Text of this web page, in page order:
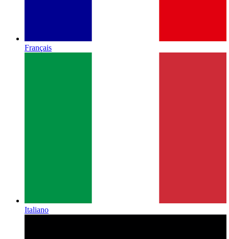
Français
Italiano